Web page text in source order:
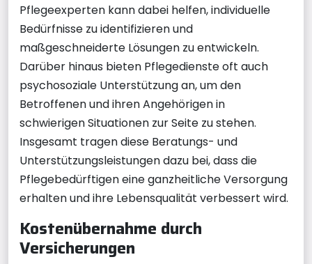
Pflegeexperten kann dabei helfen, individuelle
Bedürfnisse zu identifizieren und
maßgeschneiderte Lösungen zu entwickeln.
Darüber hinaus bieten Pflegedienste oft auch
psychosoziale Unterstützung an, um den
Betroffenen und ihren Angehörigen in
schwierigen Situationen zur Seite zu stehen.
Insgesamt tragen diese Beratungs- und
Unterstützungsleistungen dazu bei, dass die
Pflegebedürftigen eine ganzheitliche Versorgung
erhalten und ihre Lebensqualität verbessert wird.
Kostenübernahme durch
Versicherungen